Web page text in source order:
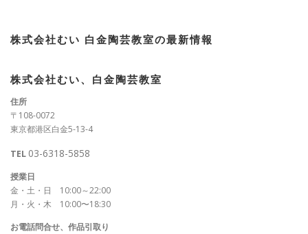
株式会社むい 白金陶芸教室の最新情報
株式会社むい、白金陶芸教室
住所
〒108-0072
東京都港区白金5-13-4
TEL 03-6318-5858
授業日
金・土・日 10:00～22:00
月・火・木 10:00〜18:30
お電話問合せ、作品引取り